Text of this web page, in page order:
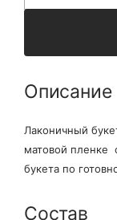
Описание
Лаконичный
матовой пленке
букета по
Состав